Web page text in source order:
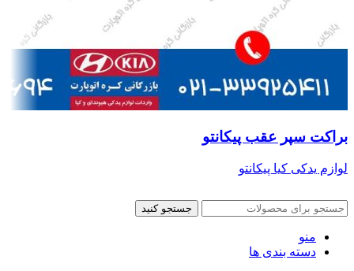
براکت سپر عقب پیکانتو
لوازم یدکی کیا پیکانتو
جستجو کنید
منو
دسته بندی ها